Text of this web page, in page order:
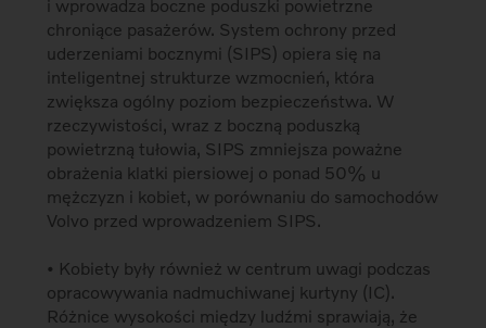
i wprowadza boczne poduszki powietrzne
chroniące pasażerów. System ochrony przed
uderzeniami bocznymi (SIPS) opiera się na
inteligentnej strukturze wzmocnień, która
zwiększa ogólny poziom bezpieczeństwa. W
rzeczywistości, wraz z boczną poduszką
powietrzną tułowia, SIPS zmniejsza poważne
obrażenia klatki piersiowej o ponad 50% u
mężczyzn i kobiet, w porównaniu do samochodów
Volvo przed wprowadzeniem SIPS.
• Kobiety były również w centrum uwagi podczas
opracowywania nadmuchiwanej kurtyny (IC).
Różnice wysokości między ludźmi sprawiają, że